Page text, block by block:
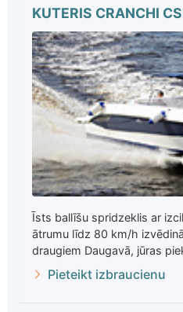
KUTERIS CRANCHI
Īsts ballīšu spridzeklis ar
ātrumu līdz 80 km/h
draugiem Daugavā, jūras
Pieteikt izbraucienu